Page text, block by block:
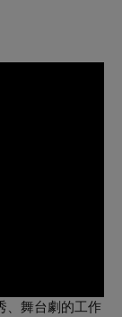
、舞台劇的工作